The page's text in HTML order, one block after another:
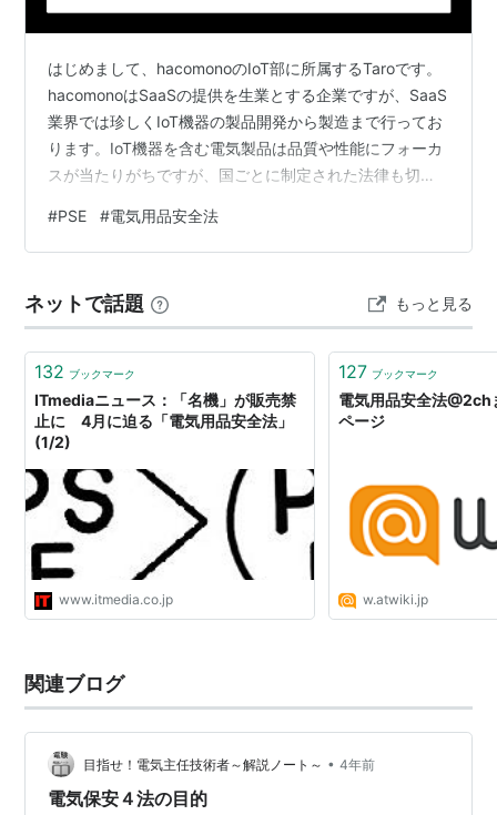
技術的な内容に関しては細かい改定があったのみであ
り、電気製品の技術的・物理的な安全性については両者
とも同じと考えてよい。
（目的）
するとともに、電気用品の安全性の確保につ
き民間事業者の自主的な活動を促進すること
により、電気用品による危険及び障害の発生
を防止することを目的とする。
以下、略
はじめまして、hacomonoのIoT部に所属するTaroです。
hacomonoはSaaSの提供を生業とする企業ですが、SaaS
業界では珍しくIoT機器の製品開発から製造まで行ってお
ります。IoT機器を含む電気製品は品質や性能にフォーカ
スが当たりがちですが、国ごとに制定された法律も切り
に従事した経験から各国の法規制には詳しく、
hacomonoでも電気用品安全法に言及する案件があった
における電気製品に対する法律「電気用品安全法」に着
目し、これから電気製品を輸入・販売していきたい人向
けに何をす…
#PSE #電気用品安全法
ネットで話題 もっと見る
132 ブックマーク
ITmediaニュース：「名機」が販売禁
止に 4月に迫る「電気用品安全法」
(1/2)
www.itmedia.co.jp
127 ブックマーク
電気用品安全法@2ch
ページ
w.atwiki.jp
関連ブログ
目指せ！電気主任技術者～解説ノート～ • 4年前
電気保安４法の目的